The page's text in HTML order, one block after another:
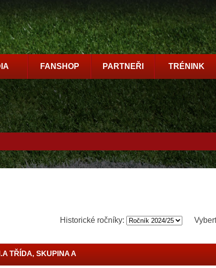
FANSHOP PARTNEŘI TRÉNINK
Historické ročníky:
TŘÍDA, SKUPINA A